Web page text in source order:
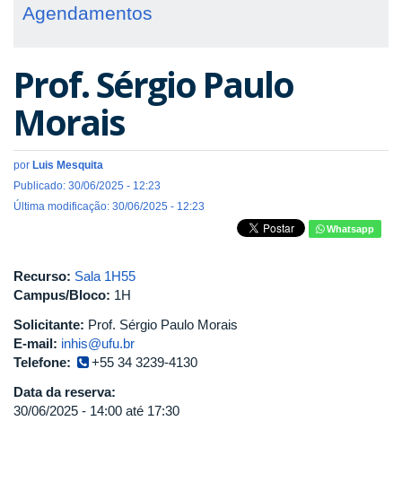
Agendamentos
Prof. Sérgio Paulo
Morais
por Luis Mesquita
Publicado: 30/06/2025 - 12:23
Última modificação: 30/06/2025 - 12:23
Whatsapp
Recurso: Sala 1H55
Campus/Bloco: 1H
Solicitante: Prof. Sérgio Paulo Morais
E-mail: inhis@ufu.br
Telefone:
+55 34 3239-4130
Data da reserva:
30/06/2025 - 14:00 até 17:30